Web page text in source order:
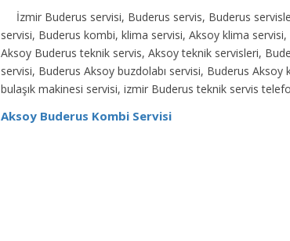
İzmir Buderus servisi, Buderus servis, Buderus
servisi, Buderus kombi, klima servisi, Aksoy klima servisi,
Aksoy Buderus teknik servis, Aksoy teknik servisleri,
servisi, Buderus Aksoy buzdolabı servisi, Buderus
bulaşık makinesi servisi, izmir Buderus teknik servis
Aksoy Buderus Kombi Servisi